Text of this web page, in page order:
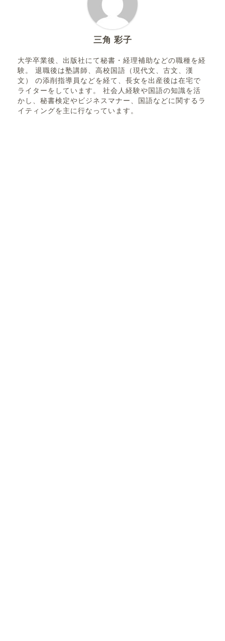
三角 彩子
大学卒業後、出版社にて秘書・経理補助などの職種を経
験。 退職後は塾講師、高校国語（現代文、古文、漢
文） の添削指導員などを経て、長女を出産後は在宅で
ライターをしています。 社会人経験や国語の知識を活
かし、秘書検定やビジネスマナー、国語などに関するラ
イティングを主に行なっています。